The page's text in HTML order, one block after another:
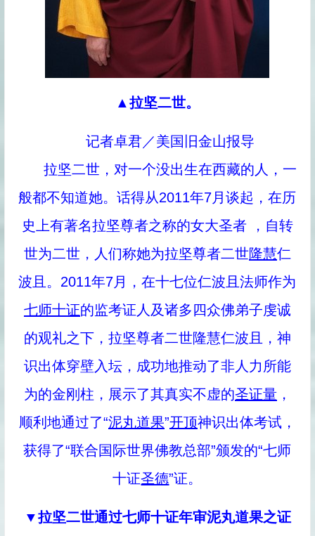
▲拉坚二世。
记者卓君／美国旧金山报导
拉坚二世，对一个没出生在西藏的人，一
般都不知道她。话得从2011年7月谈起，在历
史上有著名拉坚尊者之称的女大圣者 ，自转
世为二世，人们称她为拉坚尊者二世隆慧仁
波且。2011年7月，在十七位仁波且法师作为
七师十证的监考证人及诸多四众佛弟子虔诚
的观礼之下，拉坚尊者二世隆慧仁波且，神
识出体穿壁入坛，成功地推动了非人力所能
为的金刚柱，展示了其真实不虚的圣证量，
顺利地通过了“泥丸道果”开顶神识出体考试，
获得了“联合国际世界佛教总部”颁发的“七师
十证圣德”证。
▼拉坚二世通过七师十证年审泥丸道果之证